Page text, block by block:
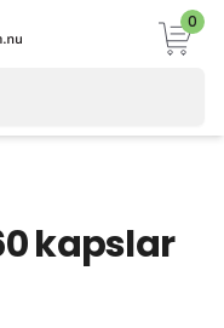
0
kapslar